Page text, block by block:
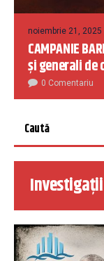
noiembrie 21, 2025
CAMPANIE
și generali de
0 Comentariu
Investigații